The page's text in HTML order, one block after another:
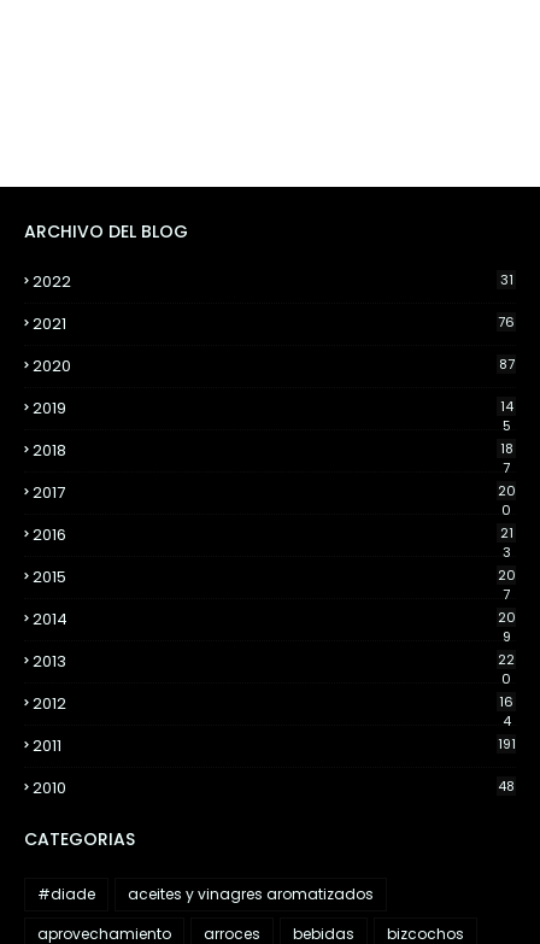
ARCHIVO DEL BLOG
2022 31
2021 76
2020 87
2019
14
5
2018
18
7
2017
20
0
2016
21
3
2015
20
7
2014
20
9
2013
22
0
2012
16
4
2011 191
2010 48
CATEGORIAS
#diade
aceites y vinagres aromatizados
aprovechamiento
arroces bebidas
bizcochos